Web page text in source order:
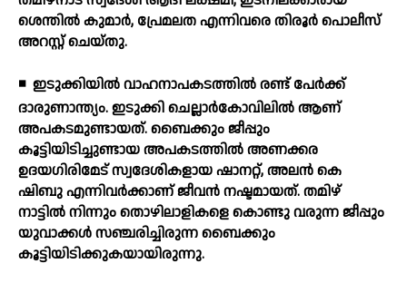
ശെന്തില്‍ കുമാര്‍, പ്രേമലത എന്നിവരെ തിരൂര്‍ പൊലീസ്
അറസ്റ്റ് ചെയ്തു.
◾ ഇടുക്കിയില്‍ വാഹനാപകടത്തില്‍ രണ്ട് പേര്‍ക്ക്
ദാരുണാന്ത്യം. ഇടുക്കി ചെല്ലാര്‍കോവിലില്‍ ആണ്
അപകടമുണ്ടായത്. ബൈക്കും ജീപ്പും
കൂട്ടിയിടിച്ചുണ്ടായ അപകടത്തില്‍ അണക്കര
ഉദയഗിരിമേട് സ്വദേശികളായ ഷാനറ്റ്, അലന്‍ കെ
ഷിബു എന്നിവര്‍ക്കാണ് ജീവന്‍ നഷ്ടമായത്. തമിഴ്
നാട്ടില്‍ നിന്നും തൊഴിലാളികളെ കൊണ്ടു വരുന്ന ജീപ്പും
യുവാക്കള്‍ സഞ്ചരിച്ചിരുന്ന ബൈക്കും
കൂട്ടിയിടിക്കുകയായിരുന്നു.